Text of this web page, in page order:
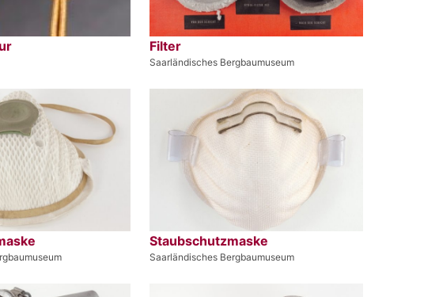
Filter
Saarländisches Bergbaumuseum
Staubschutzmaske
Saarländisches Bergbaumuseum